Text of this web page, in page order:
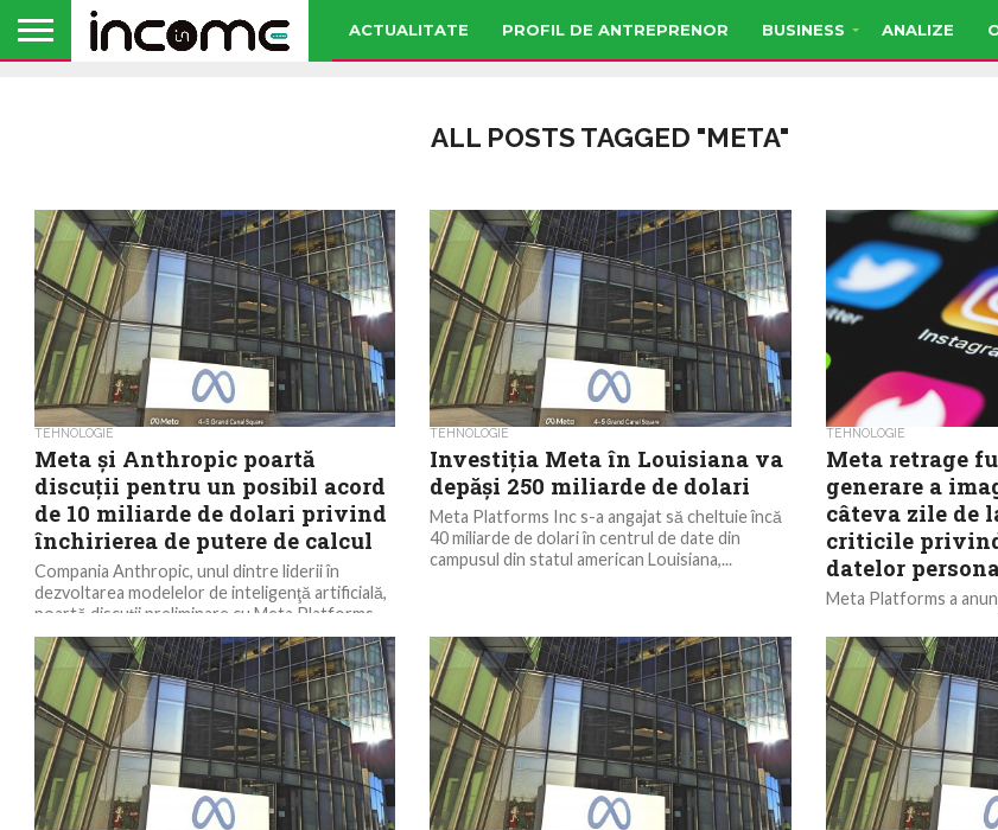
ACTUALITATE PROFIL DE ANTREPRENOR BUSINESS ANALIZE
ALL POSTS TAGGED "META"
TEHNOLOGIE
Meta şi Anthropic poartă
discuţii pentru un posibil acord
de 10 miliarde de dolari privind
închirierea de putere de calcul
Compania Anthropic, unul dintre liderii în
dezvoltarea modelelor de inteligenţă artificială,
poartă discuţii preliminare cu Meta Platforms
pentru a închiria putere de...
TEHNOLOGIE
Investiția Meta în Louisiana va
depăși 250 miliarde de dolari
Meta Platforms Inc s-a angajat să cheltuie încă
40 miliarde de dolari în centrul de date din
campusul din statul american Louisiana,...
TEHNOLOGIE
Meta retrage
generare a
câteva zile de
criticile
datelor
Meta Platforms a
această săptămână,
de imagini folosind...